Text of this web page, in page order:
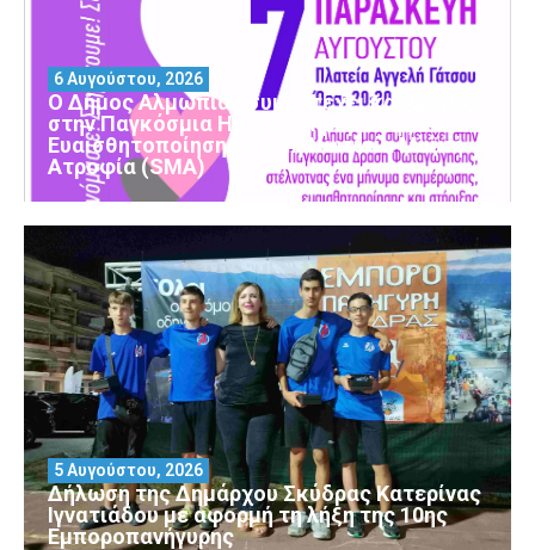
Ο Δήμος Αλμωπίας συμμετέχει και φέτος
στην Παγκόσμια Ημέρα Ενημέρωσης και
Ευαισθητοποίησης για τη Νωτιαία Μυϊκή
Ατροφία (SMA)
6 Αυγούστου, 2026
Δήλωση της Δημάρχου Σκύδρας Κατερίνας
Ιγνατιάδου με αφορμή τη λήξη της 10ης
Εμποροπανήγυρης
5 Αυγούστου, 2026